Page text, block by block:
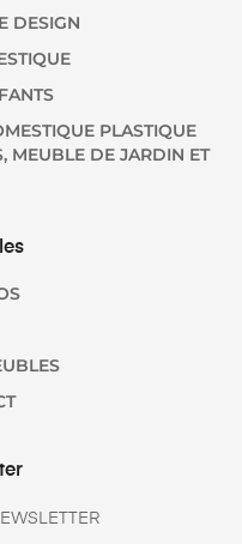
DESIGN
PLASTIQUE
MEUBLE DE JARDIN ET